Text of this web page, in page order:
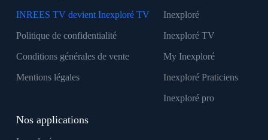
INREES TV devient Inexploré TV
Politique de confidentialité
Conditions générales de vente
Mentions légales
Inexploré
Inexploré TV
My Inexploré
Inexploré Praticiens
Inexploré pro
Nos applications